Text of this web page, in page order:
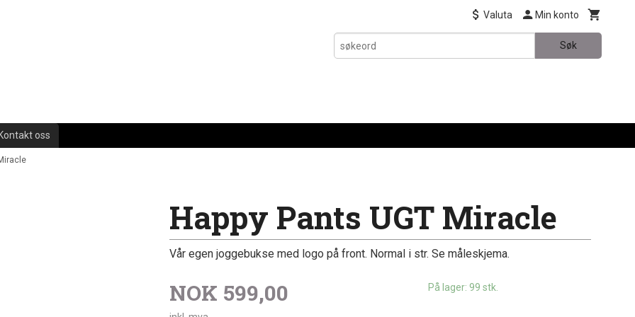
Valuta Min konto
Søk
Kontakt oss
Happy Pants UGT Miracle
Vår egen joggebukse med logo på front. Normal i str. Se måleskjema.
NOK 599,00 På lager: 99 stk.